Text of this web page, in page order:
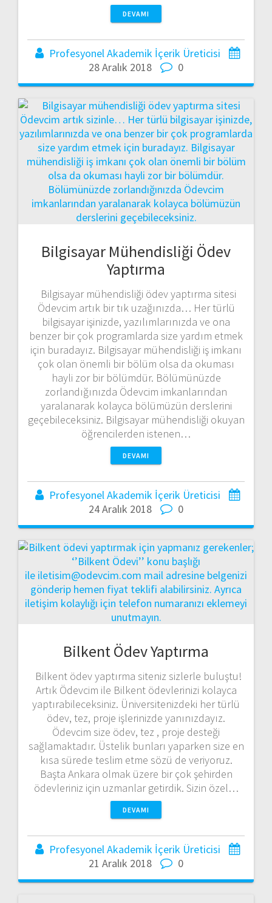
DEVAMI
Profesyonel Akademik İçerik Üreticisi
28 Aralık 2018
0
Bilgisayar Mühendisliği Ödev
Yaptırma
Bilgisayar mühendisliği ödev yaptırma sitesi
Ödevcim artık bir tık uzağınızda… Her türlü
bilgisayar işinizde, yazılımlarınızda ve ona
benzer bir çok programlarda size yardım etmek
için buradayız. Bilgisayar mühendisliği iş imkanı
çok olan önemli bir bölüm olsa da okuması
hayli zor bir bölümdür. Bölümünüzde
zorlandığınızda Ödevcim imkanlarından
yaralanarak kolayca bölümüzün derslerini
geçebileceksiniz. Bilgisayar mühendisliği okuyan
öğrencilerden istenen…
DEVAMI
Profesyonel Akademik İçerik Üreticisi
24 Aralık 2018
0
Bilkent Ödev Yaptırma
Bilkent ödev yaptırma siteniz sizlerle buluştu!
Artık Ödevcim ile Bilkent ödevlerinizi kolayca
yaptırabileceksiniz. Üniversitenizdeki her türlü
ödev, tez, proje işlerinizde yanınızdayız.
Ödevcim size ödev, tez , proje desteği
sağlamaktadır. Üstelik bunları yaparken size en
kısa sürede teslim etme sözü de veriyoruz.
Başta Ankara olmak üzere bir çok şehirden
ödevleriniz için uzmanlar getirdik. Sizin özel…
DEVAMI
Profesyonel Akademik İçerik Üreticisi
21 Aralık 2018
0